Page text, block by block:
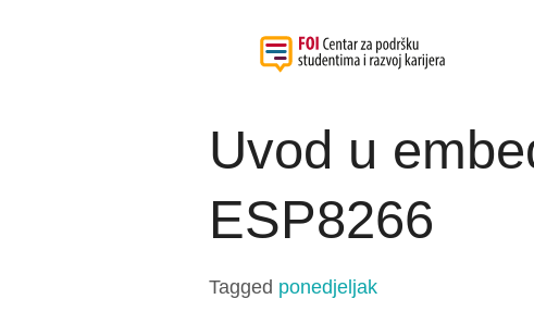
Uvod u
ESP8266
Tagged ponedjeljak